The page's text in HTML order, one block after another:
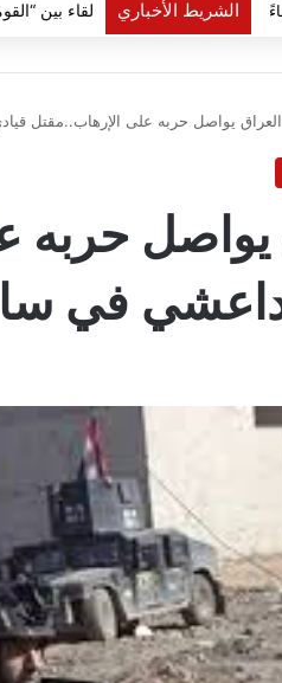
الشريط الأخباري
العراق يواصل حربه على الإرهاب..مقتل
يواصل حربه
في